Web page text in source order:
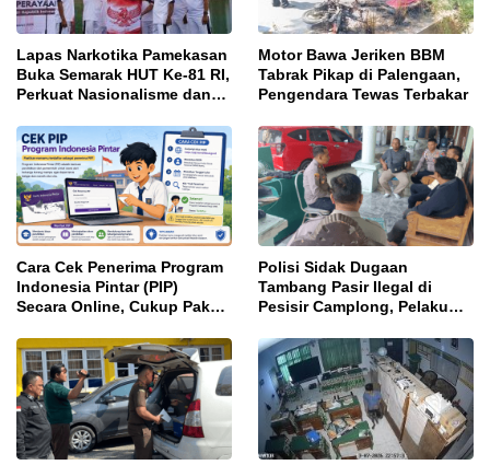
Lapas Narkotika Pamekasan
Buka Semarak HUT Ke-81 RI,
Perkuat Nasionalisme dan
Motor Bawa Jeriken BBM
Tabrak Pikap di Palengaan,
Pengendara Tewas Terbakar
Cara Cek Penerima Program
Indonesia Pintar (PIP)
Secara Online, Cukup Pakai
Polisi Sidak Dugaan
Tambang Pasir Ilegal di
Pesisir Camplong, Pelaku